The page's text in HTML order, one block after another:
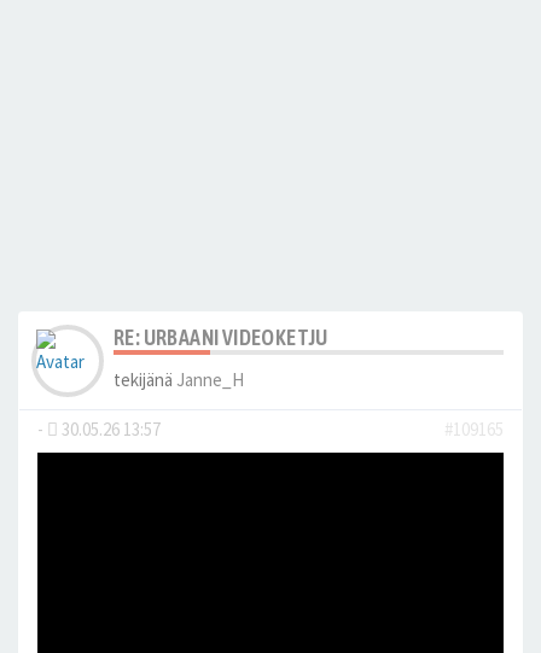
RE: URBAANI VIDEOKETJU
tekijänä Janne_H
- 30.05.26 13:57 #109165